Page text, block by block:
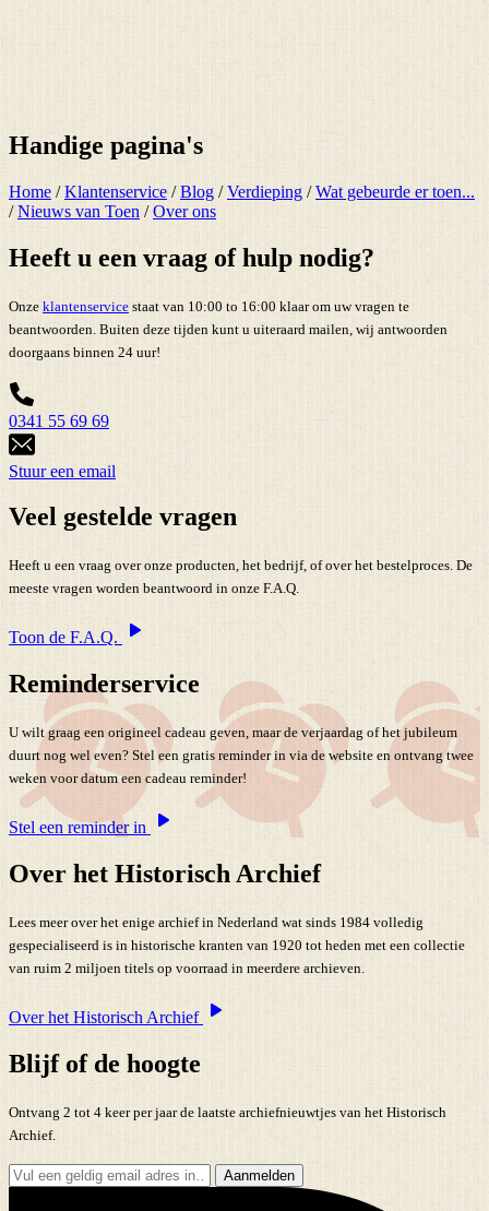
Handige pagina's
Home /Klantenservice /Blog /Verdieping /Wat gebeurde er toen...
/Nieuws van Toen /Over ons
Heeft u een vraag of hulp nodig?
Onze klantenservice staat van 10:00 to 16:00 klaar om uw vragen te
beantwoorden. Buiten deze tijden kunt u uiteraard mailen, wij antwoorden
doorgaans binnen 24 uur!
0341 55 69 69
Stuur een email
Veel gestelde vragen
Heeft u een vraag over onze producten, het bedrijf, of over het bestelproces. De
meeste vragen worden beantwoord in onze F.A.Q.
Toon de F.A.Q.
Reminderservice
U wilt graag een origineel cadeau geven, maar de verjaardag of het jubileum
duurt nog wel even? Stel een gratis reminder in via de website en ontvang twee
weken voor datum een cadeau reminder!
Stel een reminder in
Over het Historisch Archief
Lees meer over het enige archief in Nederland wat sinds 1984 volledig
gespecialiseerd is in historische kranten van 1920 tot heden met een collectie
van ruim 2 miljoen titels op voorraad in meerdere archieven.
Over het Historisch Archief
Blijf of de hoogte
Ontvang 2 tot 4 keer per jaar de laatste archiefnieuwtjes van het Historisch
Archief.
Aanmelden